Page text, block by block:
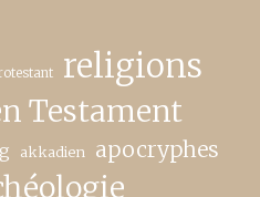
religions
Testament
akkadien apocryphes